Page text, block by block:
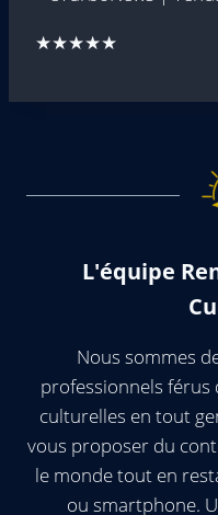
★★★★★
L'équipe
Nous sommes
professionnels férus
culturelles en tout
vous proposer du
le monde tout en
ou smartphone.